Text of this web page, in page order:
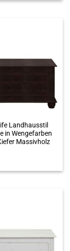
Landhausstil
in Wengefarben
Massivholz